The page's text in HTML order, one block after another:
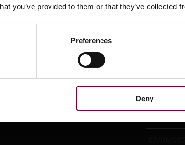
you’ve provided to them or that they’ve collected
Preferences
Deny
Ultime
5.0 L'AI è